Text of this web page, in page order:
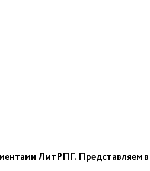
ЛитРПГ. Представляем